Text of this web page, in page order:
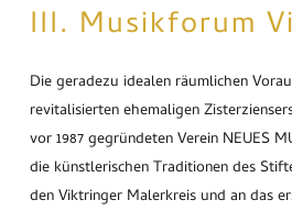
III. Musikforum
Die geradezu idealen räumlichen
revitalisierten ehemaligen
vor 1987 gegründeten Verein NEUES
die künstlerischen Traditionen des
den Viktringer Malerkreis und an das